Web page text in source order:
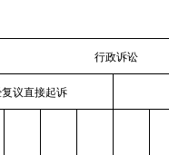
行政诉讼
议直接起诉